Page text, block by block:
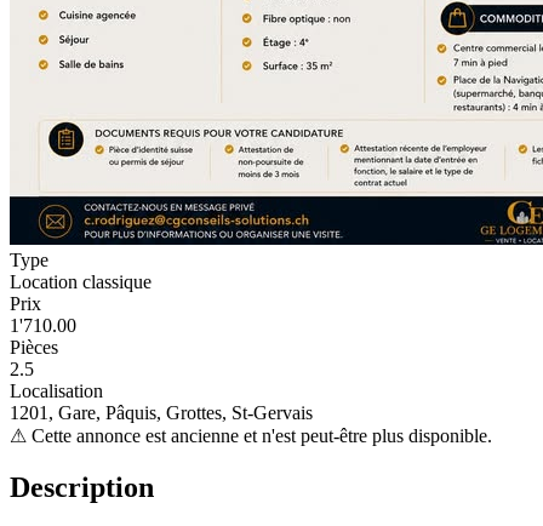
Type
Location classique
Prix
1'710.00
Pièces
2.5
Localisation
1201, Gare, Pâquis, Grottes, St-Gervais
⚠ Cette annonce est ancienne et n'est peut-être plus disponible.
Description